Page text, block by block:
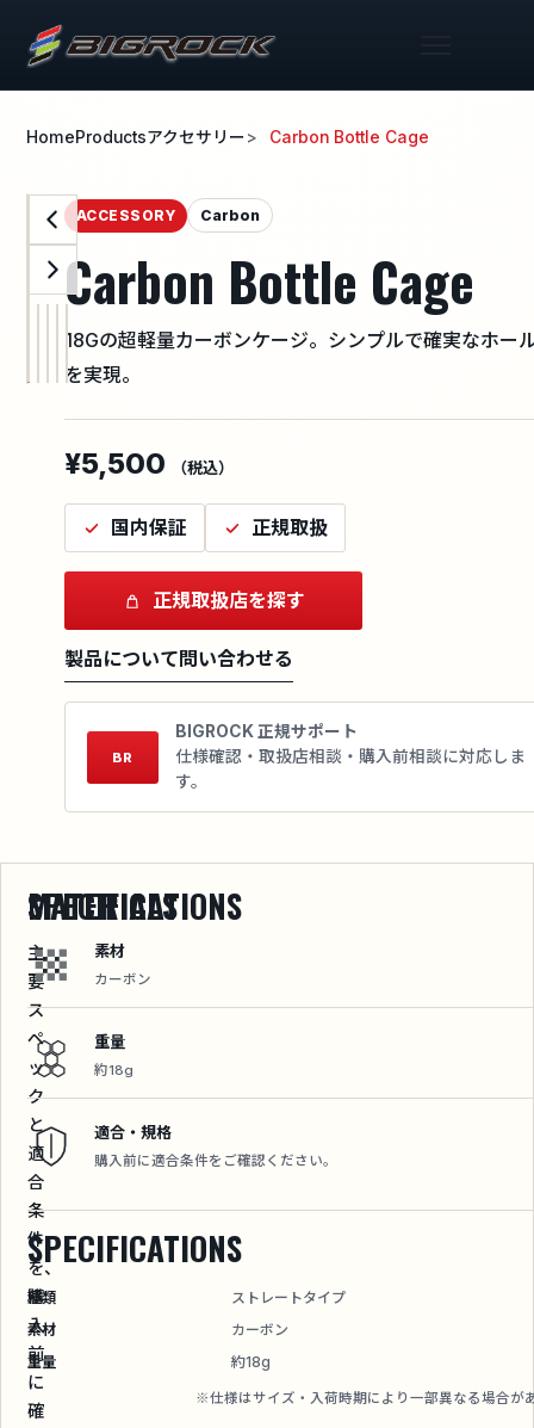
HomeProductsアクセサリー Carbon Bottle Cage
ACCESSORY Carbon
Carbon Bottle Cage
18Gの超軽量カーボンケージ。シンプルで確実なホー
を実現。
¥5,500 （税込）
国内保証 正規取扱
正規取扱店を探す
製品について問い合わせる
BR
BIGROCK 正規サポート
仕様確認・取扱店相談・購入前相談に対応しま
す。
SPECIFICATIONS
主
要
ス
ペ
ッ
ク
と
適
合
条
件
を、
購
入
前
に
確
MATERIALS
素材
カーボン
重量
約18g
適合・規格
購入前に適合条件をご確認ください。
SPECIFICATIONS
種類
ストレートタイプ
素材
カーボン
重量
約18g
※仕様はサイズ・入荷時期により一部異なる場合が